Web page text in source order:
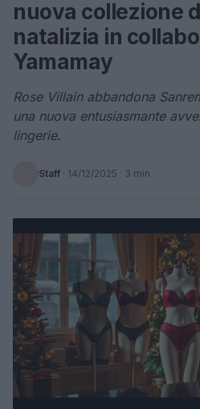
nuova collezione
natalizia in
Yamamay
Rose Villain abbandona
una nuova entusiasmante
lingerie.
Staff · 14/12/2025 · 3 min